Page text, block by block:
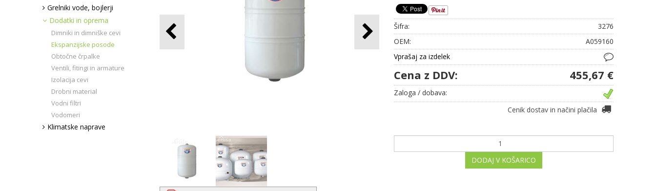
Grelniki vode, bojlerji
Dodatki in oprema
Dimniki in dimniške cevi
Ekspanzijske posode
Obtočne črpalke
Ventili, fitingi in armature
Izolacija cevi
Drobni material
Vodni filtri
Vodomeri
Klimatske naprave
Šifra:
3276
OEM:
A059160
Vprašaj za izdelek
Cena z DDV: 455,67 €
Zaloga / dobava:
Cenik dostav in načini plačila
DODAJ V KOŠARICO